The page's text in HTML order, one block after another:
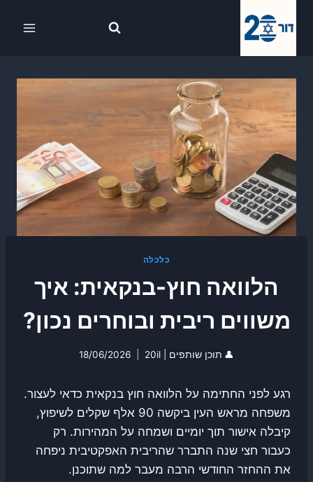
כלכלה
הלוואה חוץ-בנקאית: איך
משווים ריבית ובוחרים נכון?
👤 תוכן שותפים | 20il 18/06/2026
רגע לפני החתימה על הלוואה חוץ בנקאית כדאי לעצור.
משפחה מראש העין ביקשה 90 אלף שקלים לשיפוץ,
קיבלה אישור תוך יומיים ושמחה על המהירות. רק
כעבור חצי שנה התברר שהריבית האפקטיבית ניפחה
את ההחזר החודשי הרבה מעבר למה שתוכנן.